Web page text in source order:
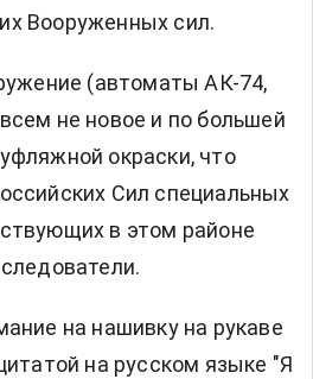
Вооруженных сил.
(автоматы АК-74,
не новое и по большей
окраски, что
Сил специальных
в этом районе
на нашивку на рукаве
на русском языке "Я